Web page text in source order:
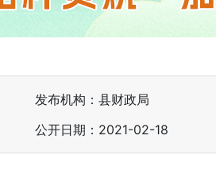
发布机构：县财政局
公开日期：2021-02-18